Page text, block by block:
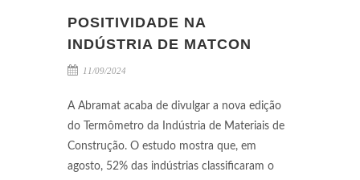
POSITIVIDADE NA
INDÚSTRIA DE MATCON
11/09/2024
A Abramat acaba de divulgar a nova edição
do Termômetro da Indústria de Materiais de
Construção. O estudo mostra que, em
agosto, 52% das indústrias classificaram o